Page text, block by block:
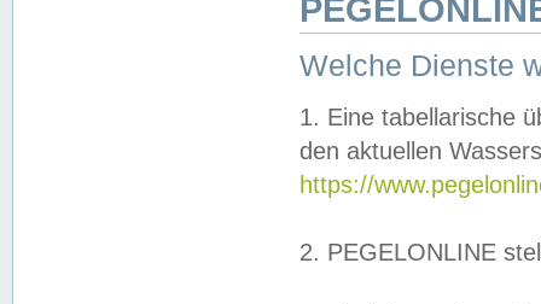
Welche Dienste
1. Eine tabellarische
den aktuellen
https://
2. PEGELONLINE